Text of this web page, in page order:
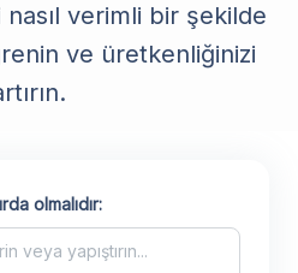
verimli bir şekilde
ve üretkenliğinizi
olmalıdır: